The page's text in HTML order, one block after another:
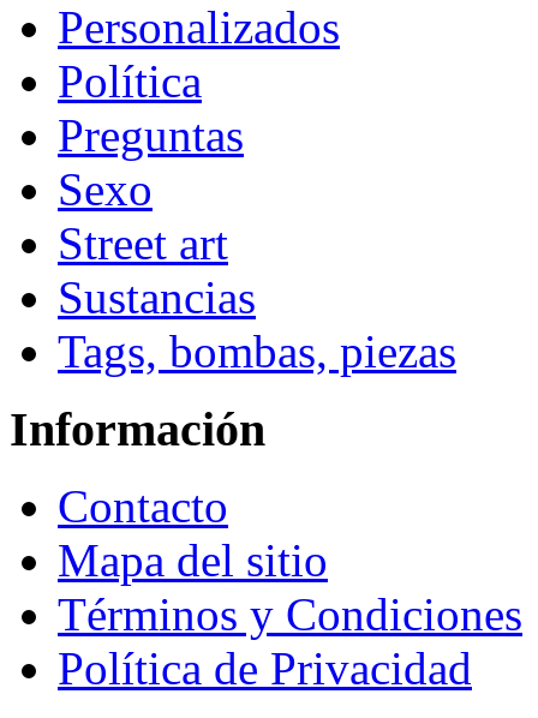
Personalizados
Política
Preguntas
Sexo
Street art
Sustancias
Tags, bombas, piezas
Información
Contacto
Mapa del sitio
Términos y Condiciones
Política de Privacidad